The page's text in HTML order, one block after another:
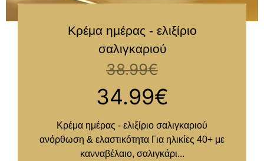
Κρέμα ημέρας - ελιξίριο
σαλιγκαριού
38.99€
34.99€
Κρέμα ημέρας - ελιξίριο σαλιγκαριού
ανόρθωση & ελαστικότητα Για ηλικίες 40+ με
κανναβέλαιο, σαλιγκάρι...